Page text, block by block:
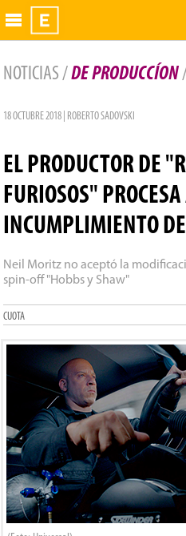
Exhibidor
NOTICIAS /DE PRODUCCÍON
18 OCTUBRE 2018 | ROBERTO SADOVSKI
EL PRODUCTOR DE
FURIOSOS"
INCUMPLIMIENTO
Neil Moritz no aceptó la
spin-off "Hobbs y Shaw"
CUOTA